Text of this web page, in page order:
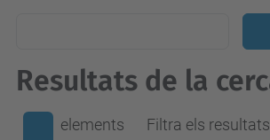
Resultats de la
elements
Filtra els resultats.